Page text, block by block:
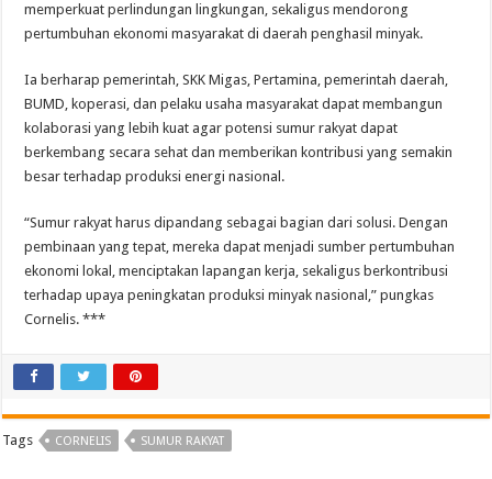
memperkuat perlindungan lingkungan, sekaligus mendorong
pertumbuhan ekonomi masyarakat di daerah penghasil minyak.
Ia berharap pemerintah, SKK Migas, Pertamina, pemerintah daerah,
BUMD, koperasi, dan pelaku usaha masyarakat dapat membangun
kolaborasi yang lebih kuat agar potensi sumur rakyat dapat
berkembang secara sehat dan memberikan kontribusi yang semakin
besar terhadap produksi energi nasional.
“Sumur rakyat harus dipandang sebagai bagian dari solusi. Dengan
pembinaan yang tepat, mereka dapat menjadi sumber pertumbuhan
ekonomi lokal, menciptakan lapangan kerja, sekaligus berkontribusi
terhadap upaya peningkatan produksi minyak nasional,” pungkas
Cornelis. ***
Tags CORNELIS SUMUR RAKYAT